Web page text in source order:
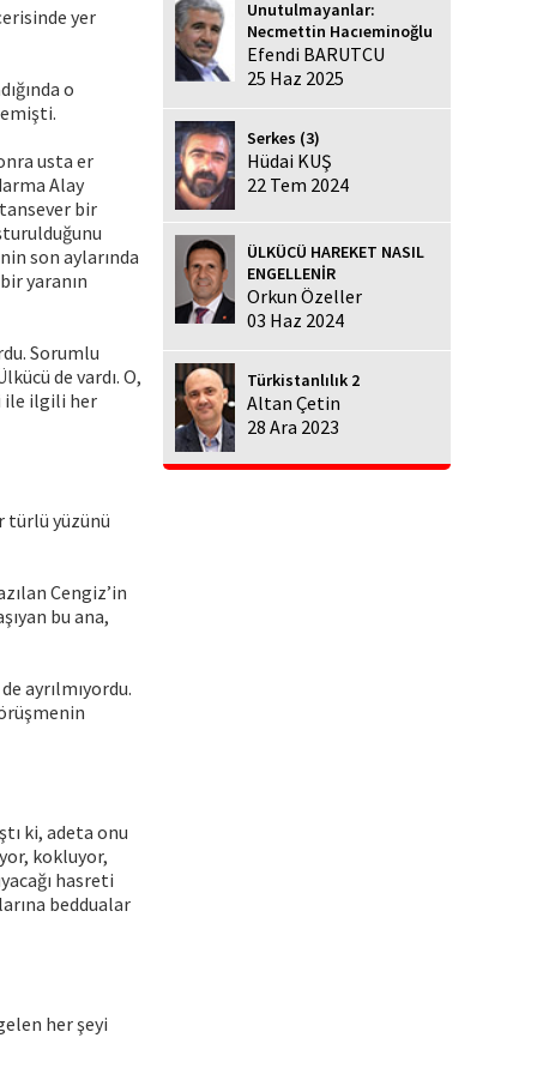
yer
o
usta er
Alay
bir
son aylarında
yaranın
Sorumlu
de vardı. O,
ile ilgili her
türlü yüzünü
Cengiz’in
bu ana,
ayrılmıyordu.
ki, adeta onu
kokluyor,
hasreti
beddualar
her şeyi
Unutulmayanlar:
Necmettin Hacıeminoğlu
Efendi BARUTCU
25 Haz 2025
Serkes (3)
Hüdai KUŞ
22 Tem 2024
ÜLKÜCÜ HAREKET NASIL
ENGELLENİR
Orkun Özeller
03 Haz 2024
Türkistanlılık 2
Altan Çetin
28 Ara 2023